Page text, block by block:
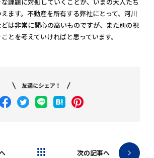
ます。不動産を所有する弊社にとって、河川
は非常に関心の高いものですが、また別の視
とを考えていければと思っています。
ブログトップへ次の記事へ